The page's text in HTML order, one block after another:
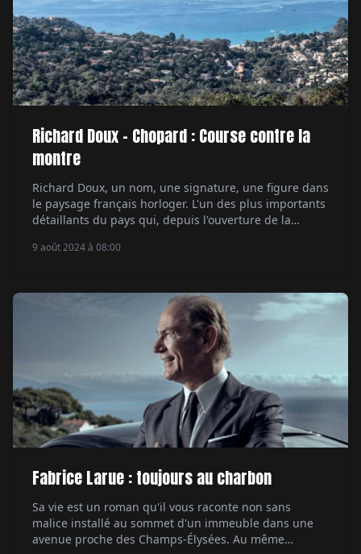
Richard Doux – Chopard : Course contre la
montre
Richard Doux, un nom, une signature, une figure dans
le paysage français horloger. L'un des plus importants
détaillants du pays qui, depuis l'ouverture de la
fait le choix de travailler avec les marques les plus
9 août 2024 à 08:00
Fabrice Larue : toujours au charbon
Sa vie est un roman qu'il vous raconte non sans
malice installé au sommet d'un immeuble dans une
avenue proche des Champs-Élysées. Au même